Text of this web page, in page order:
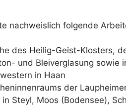
nachweislich folgende
des Heilig-Geist-Klosters,
und Bleiverglasung sowie
in Haan
der
Steyl, Moos (Bodensee),